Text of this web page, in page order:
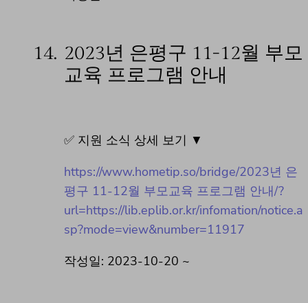
14. 2023년 은평구 11-12월 부모
교육 프로그램 안내
✅ 지원 소식 상세 보기 ▼
https://www.hometip.so/bridge/2023년 은
평구 11-12월 부모교육 프로그램 안내/?
url=https://lib.eplib.or.kr/infomation/notice.a
sp?mode=view&number=11917
작성일: 2023-10-20 ~